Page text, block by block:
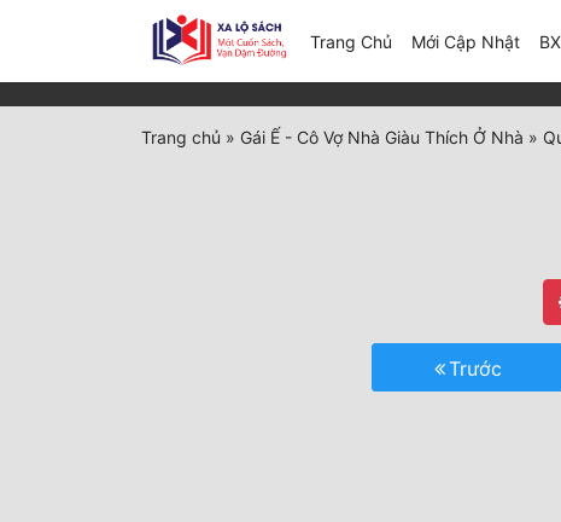
Trang Chủ Mới Cập Nhật
Trang chủ » Gái Ế - Cô Vợ Nhà Giàu Thích Ở Nhà »
Trước